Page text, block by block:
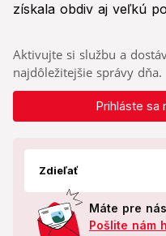
získala obdiv aj veľkú
Aktivujte si službu a
najdôležitejšie správy dňa.
Prihláste sa
Zdieľať
Máte pre
Pošlite nám